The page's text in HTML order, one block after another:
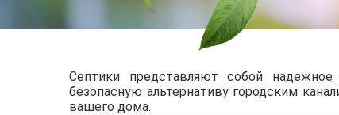
Септики представляют собой
безопасную альтернативу городским
вашего дома.